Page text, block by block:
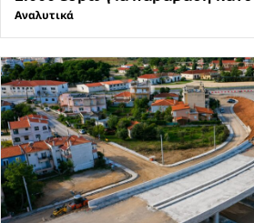
Αναλυτικά